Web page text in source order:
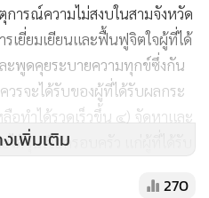
การณ์ความไม่สงบในสามจังหวัด
เยี่ยมเยียนและฟื้นฟูจิตใจผู้ที่ได้
พูดคุยระบายความทุกข์ซึ่งกัน
รจะได้รับของผู้ที่ได้รับผลกระ
อทำได้รวดเร็วขึ้น ๔) จัดหาและ
ได้จุนเจือครอบครัว แก่ผู้ที่ได้รับ
ความรุนแรงด้วยสันติวิธี
เพิ่มเติม
270